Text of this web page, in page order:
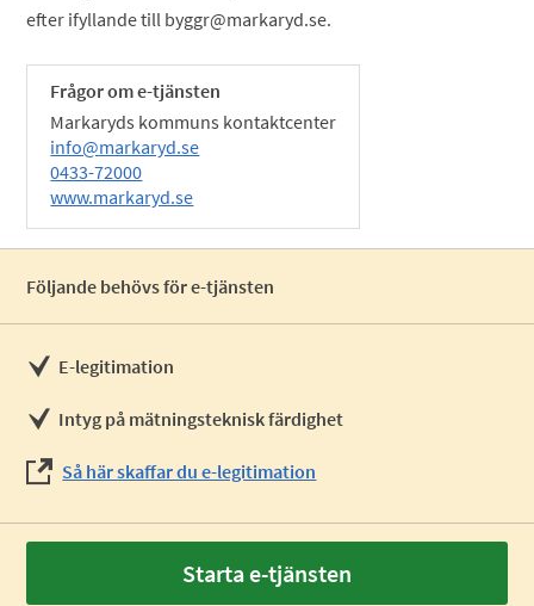
efter ifyllande till byggr@markaryd.se.
Frågor om e-tjänsten
Markaryds kommuns kontaktcenter
info@markaryd.se
0433-72000
www.markaryd.se
Följande behövs för e-tjänsten
E-legitimation
Intyg på mätningsteknisk färdighet
Så här skaffar du e-legitimation
Starta e-tjänsten